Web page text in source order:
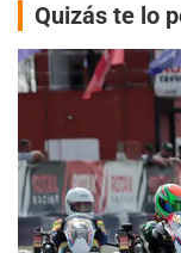
Quizás te lo